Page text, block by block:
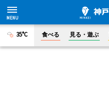
35°C 食べる 見る・遊ぶ